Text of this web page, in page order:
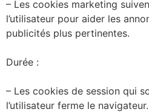
– Les cookies marketing
l’utilisateur pour aider les
publicités plus pertinentes.
Durée :
– Les cookies de session qui
l’utilisateur ferme le navigateur.